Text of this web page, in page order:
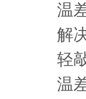
温差
解决
轻敲
温差